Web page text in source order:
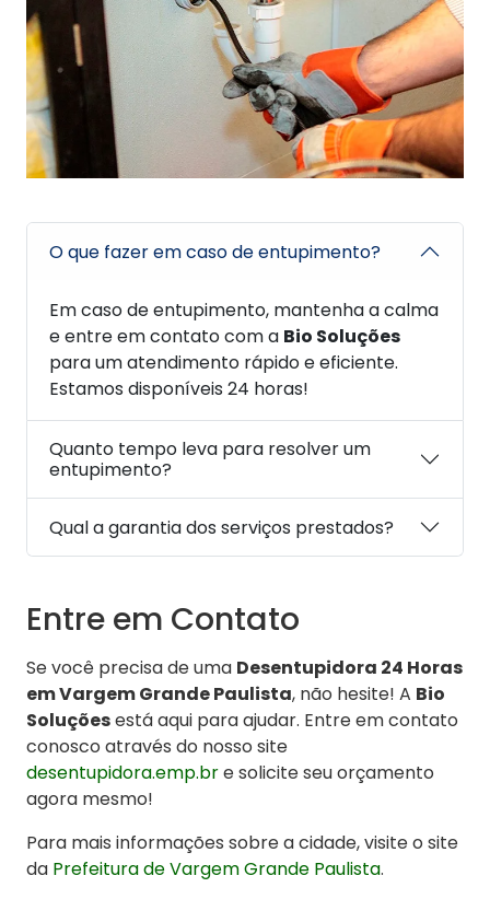
O que fazer em caso de entupimento?
Em caso de entupimento, mantenha a calma
e entre em contato com a Bio Soluções
para um atendimento rápido e eficiente.
Estamos disponíveis 24 horas!
Quanto tempo leva para resolver um
entupimento?
Qual a garantia dos serviços prestados?
Entre em Contato
Se você precisa de uma Desentupidora 24 Horas
em Vargem Grande Paulista, não hesite! A Bio
Soluçõesestá aqui para ajudar. Entre em contato
conosco através do nosso site
desentupidora.emp.bre solicite seu orçamento
agora mesmo!
Para mais informações sobre a cidade, visite o site
da Prefeitura de Vargem Grande Paulista.